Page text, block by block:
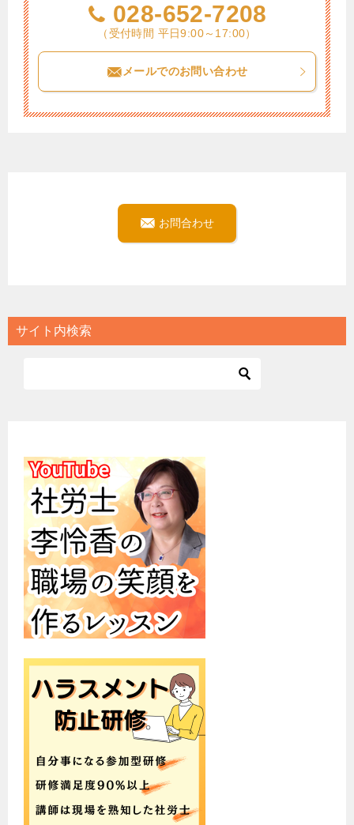
028-652-7208
（受付時間 平日9:00～17:00）
メールでのお問い合わせ
お問合わせ
サイト内検索